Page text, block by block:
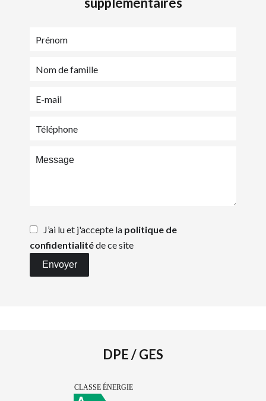
J’ai lu et j'accepte la politique de
confidentialitéde ce site
Envoyer
DPE / GES